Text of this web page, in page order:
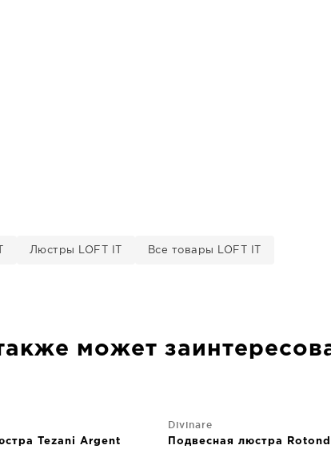
Люстры LOFT IT Все товары LOFT IT
может
Tezani Argent
Divinare
Подвесная люстра